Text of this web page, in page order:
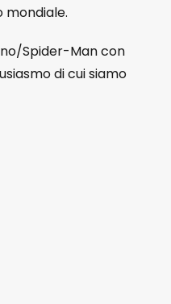
Spider-Man con
di cui siamo